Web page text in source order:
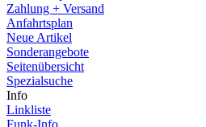
Zahlung + Versand
Anfahrtsplan
Neue Artikel
Sonderangebote
Seitenübersicht
Spezialsuche
Info
Linkliste
Funk-Info